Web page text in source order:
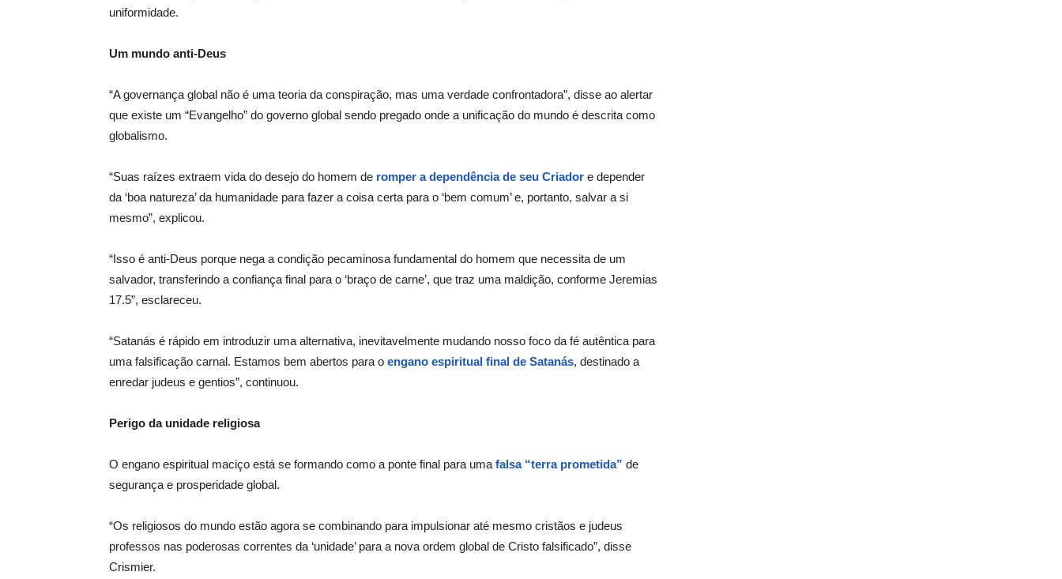
uniformidade.
Um mundo anti-Deus
“A governança global não é uma teoria da conspiração, mas uma verdade confrontadora”, disse ao alertar
que existe um “Evangelho” do governo global sendo pregado onde a unificação do mundo é descrita como
globalismo.
“Suas raízes extraem vida do desejo do homem de romper a dependência de seu Criador e depender
da ‘boa natureza’ da humanidade para fazer a coisa certa para o ‘bem comum’ e, portanto, salvar a si
mesmo”, explicou.
“Isso é anti-Deus porque nega a condição pecaminosa fundamental do homem que necessita de um
salvador, transferindo a confiança final para o ‘braço de carne’, que traz uma maldição, conforme Jeremias
17.5”, esclareceu.
“Satanás é rápido em introduzir uma alternativa, inevitavelmente mudando nosso foco da fé autêntica para
uma falsificação carnal. Estamos bem abertos para o engano espiritual final de Satanás, destinado a
enredar judeus e gentios”, continuou.
Perigo da unidade religiosa
O engano espiritual maciço está se formando como a ponte final para uma falsa “terra prometida” de
segurança e prosperidade global.
“Os religiosos do mundo estão agora se combinando para impulsionar até mesmo cristãos e judeus
professos nas poderosas correntes da ‘unidade’ para a nova ordem global de Cristo falsificado”, disse
Crismier.